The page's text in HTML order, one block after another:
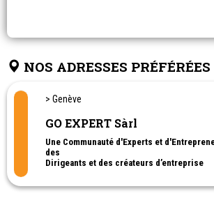
NOS ADRESSES PRÉFÉRÉES
> Genève
GO EXPERT Sàrl
Une Communauté d'Experts et
des
Dirigeants et des créateurs d’entreprise